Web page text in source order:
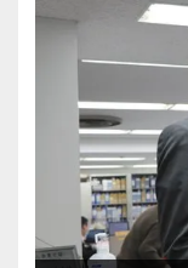
事業拡大、新
フを募集して
顧客も幅広く
までの経験を
ップを目指す
も、実務を通
近年は、外国